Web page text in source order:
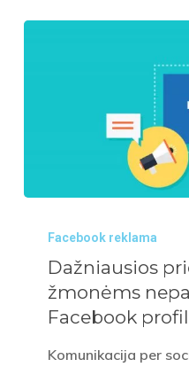
priežastys,
kodėl
žmonėms
nepatinka
Jūsų
Facebook reklama
Dažniausios
žmonėms
Facebook
Komunikacija per